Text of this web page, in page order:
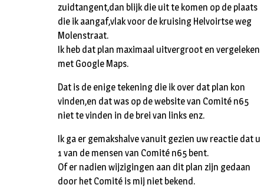
zuidtangent,dan blijk die uit te komen op de plaats
die ik aangaf,vlak voor de kruising Helvoirtse weg
Molenstraat.
Ik heb dat plan maximaal uitvergroot en vergeleken
met Google Maps.
Dat is de enige tekening die ik over dat plan kon
vinden,en dat was op de website van Comité n65
niet te vinden in de brei van links enz.
Ik ga er gemakshalve vanuit gezien uw reactie dat u
1 van de mensen van Comité n65 bent.
Of er nadien wijzigingen aan dit plan zijn gedaan
door het Comité is mij niet bekend.